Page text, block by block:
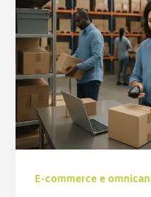
E-commerce e